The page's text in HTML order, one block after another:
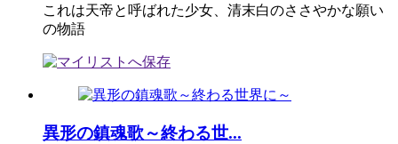
これは天帝と呼ばれた少女、清末白のささやかな願い
の物語
異形の鎮魂歌～終わる世...